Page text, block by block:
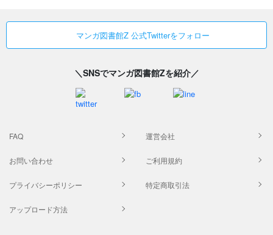
マンガ図書館Z 公式Twitterをフォロー
＼SNSでマンガ図書館Zを紹介／
FAQ 運営会社
お問い合わせ ご利用規約
プライバシーポリシー 特定商取引法
アップロード方法